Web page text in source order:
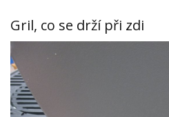
Gril, co se drží při zdi